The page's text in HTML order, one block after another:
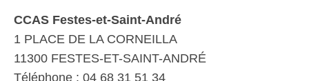
CCAS Festes-et-Saint-André
1 PLACE DE LA CORNEILLA
11300 FESTES-ET-SAINT-ANDRÉ
Téléphone : 04 68 31 51 34